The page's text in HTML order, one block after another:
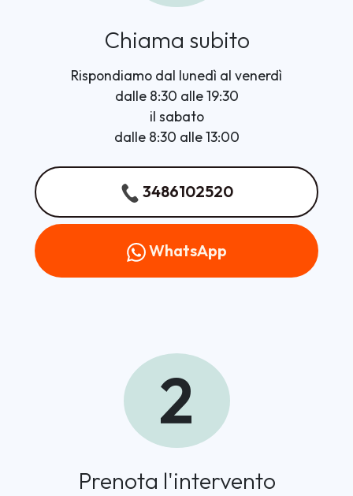
Chiama subito
Rispondiamo dal lunedì al venerdì
dalle 8:30 alle 19:30
il sabato
dalle 8:30 alle 13:00
3486102520
WhatsApp
2
Prenota l'intervento